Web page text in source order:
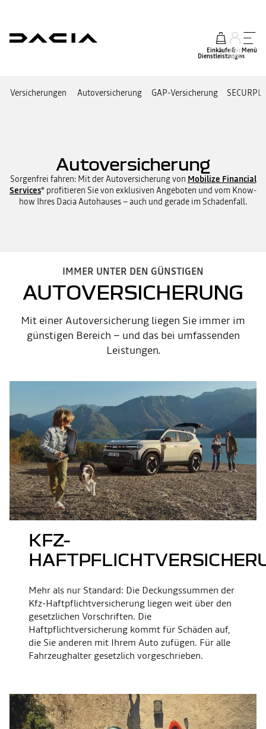
Einkäufe &
Dienstleistungen
mein
Konto
Menü
Versicherungen Autoversicherung GAP-Versicherung
Autoversicherung
Sorgenfrei fahren: Mit der Autoversicherung von Mobilize Financial
Services* profitieren Sie von exklusiven Angeboten und vom Know-
how Ihres Dacia Autohauses – auch und gerade im Schadenfall.
IMMER UNTER DEN GÜNSTIGEN
AUTOVERSICHERUNG
Mit einer Autoversicherung liegen Sie immer im
günstigen Bereich – und das bei umfassenden
Leistungen.
KFZ-
Mehr als nur Standard: Die Deckungssummen der
Kfz-Haftpflichtversicherung liegen weit über den
gesetzlichen Vorschriften. Die
Haftpflichtversicherung kommt für Schäden auf,
die Sie anderen mit Ihrem Auto zufügen. Für alle
Fahrzeughalter gesetzlich vorgeschrieben.